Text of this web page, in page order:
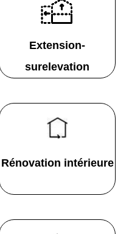
Extension-
surelevation
Rénovation intérieure